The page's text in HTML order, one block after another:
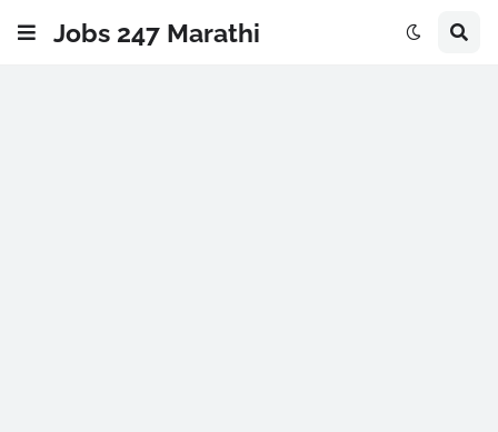
Jobs 247 Marathi